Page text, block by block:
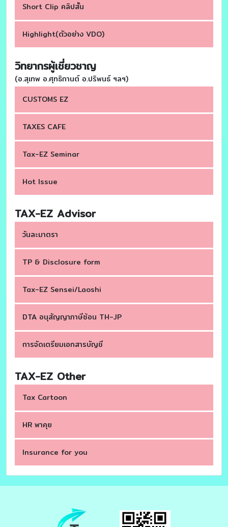
Short Clip คลิปสั้น
Highlight(ตัวอย่าง VDO)
วิทยากรผู้เชี่ยวชาญ
(อ.สุเทพ อ.ศุทธิกานต์ อ.ปริพนธ์ ฯลฯ)
CUSTOMS EZ
TAXES CAFE
Tax-EZ Seminar
Hot Issue
TAX-EZ Advisor
วันละมาตรา
TP & Disclosure form
Tax-EZ Sensei/Laoshi
DTA อนุสัญญาภาษีซ้อน TH-JP
การจัดเตรียมเอกสารบัญชี
TAX-EZ Other
Tax Cartoon
HR พาคุย
Insurance for you